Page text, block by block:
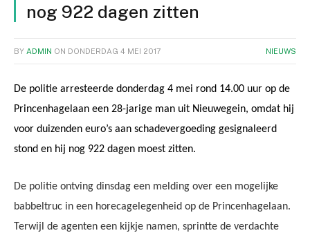
nog 922 dagen zitten
BY ADMIN ON DONDERDAG 4 MEI 2017 NIEUWS
De politie arresteerde donderdag 4 mei rond 14.00 uur op de
Princenhagelaan een 28-jarige man uit Nieuwegein, omdat hij
voor duizenden euro’s aan schadevergoeding gesignaleerd
stond en hij nog 922 dagen moest zitten.
De politie ontving dinsdag een melding over een mogelijke
babbeltruc in een horecagelegenheid op de Princenhagelaan.
Terwijl de agenten een kijkje namen, sprintte de verdachte